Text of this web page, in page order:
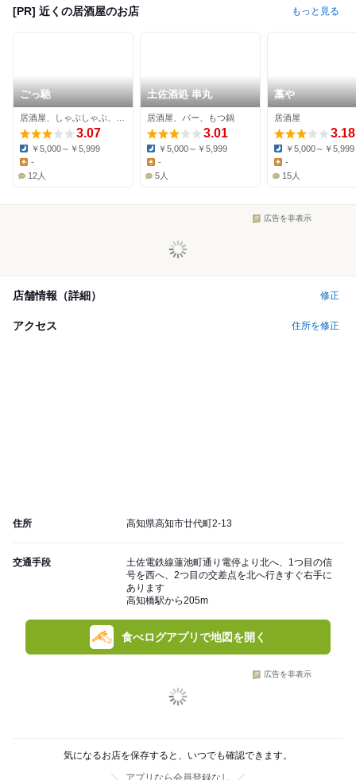
[PR] 近くの居酒屋のお店 もっと見る
ごっ馳
3.07
Dinner:
￥5,000～￥5,999
Lunch:
-
12人
土佐酒処 串丸
居酒屋、バー、もつ鍋
3.01
Dinner:
￥5,000～￥5,999
Lunch:
-
5人
藁や
居酒屋
3.18
Dinner:
￥5,000～￥5,999
Lunch:
-
15人
広告を非表示
店舗情報（詳細） 修正
アクセス 住所を修正
住所 高知県高知市廿代町2-13
交通手段
土佐電鉄線蓮池町通り電停より北へ、1つ目の信
号を西へ、2つ目の交差点を北へ行きすぐ右手に
あります
高知橋駅から205m
食べログアプリで地図を開く
広告を非表示
気になるお店を保存すると、いつでも確認できます。